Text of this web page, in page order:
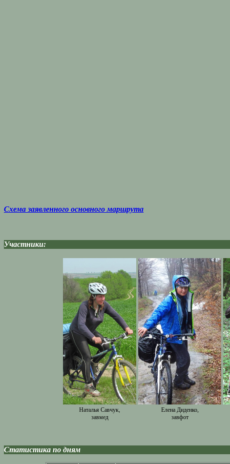
Схема заявленного основного маршрута
Участники:
Наталья Савчук,
завмед
Елена Диденко,
завфот
Статистика по дням